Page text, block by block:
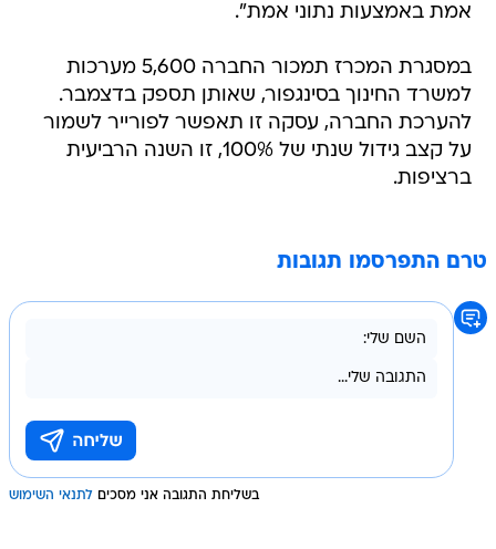
אמת באמצעות נתוני אמת".
במסגרת המכרז תמכור החברה 5,600 מערכות
למשרד החינוך בסינגפור, שאותן תספק בדצמבר.
להערכת החברה, עסקה זו תאפשר לפורייר לשמור
על קצב גידול שנתי של 100%, זו השנה הרביעית
ברציפות.
טרם התפרסמו תגובות
בשליחת התגובה אני מסכים לתנאי השימוש